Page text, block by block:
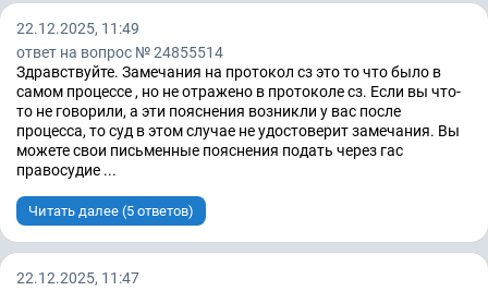
22.12.2025, 11:49
ответ на вопрос № 24855514
Здравствуйте. Замечания на протокол сз это то что было в
самом процессе , но не отражено в протоколе сз. Если вы что-
то не говорили, а эти пояснения возникли у вас после
процесса, то суд в этом случае не удостоверит замечания. Вы
можете свои письменные пояснения подать через гас
правосудие ...
Читать далее (5 ответов)
22.12.2025, 11:47